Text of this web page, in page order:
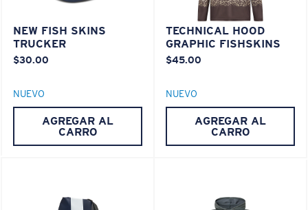
NEW FISH SKINS
TRUCKER
$30.00
NUEVO
AGREGAR AL
CARRO
TECHNICAL HOOD
GRAPHIC FISHSKINS
$45.00
NUEVO
AGREGAR AL
CARRO